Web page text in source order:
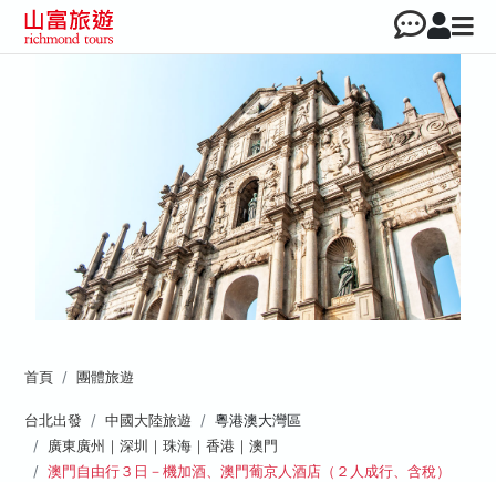
首頁 團體旅遊
台北出發 中國大陸旅遊
粵港澳大灣區
廣東廣州｜深圳｜珠海｜香港｜澳門
澳門自由行３日－機加酒、澳門葡京人酒店（２人成行、含稅）